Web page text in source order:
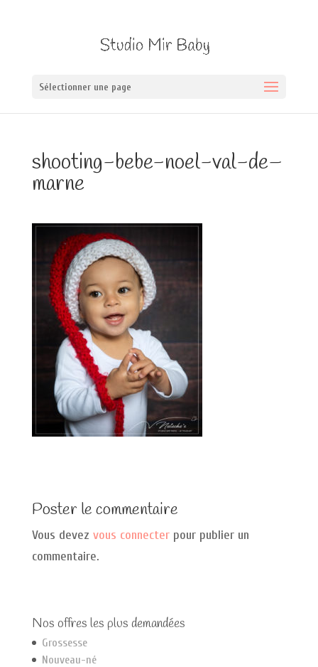
Sélectionner une page
shooting-bebe-noel-val-de–
marne
Poster le commentaire
Vous devez vous connecterpour publier un
commentaire.
Nos offres les plus demandées
Grossesse
Nouveau-né